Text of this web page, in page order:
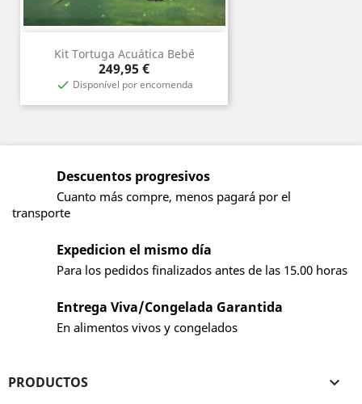
Kit Tortuga Acuática Bebé
Precio
249,95 €
 Disponível por encomenda
Descuentos progresivos
Cuanto más compre, menos pagará por el
transporte
Expedicion el mismo día
Para los pedidos finalizados antes de las 15.00 horas
Entrega Viva/Congelada Garantida
En alimentos vivos y congelados
PRODUCTOS 